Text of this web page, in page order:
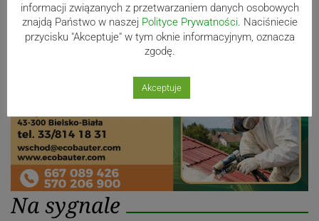
Na sygnale
informacji związanych z przetwarzaniem danych osobowych
znajdą Państwo w naszej Polityce Prywatności. Naciśniecie
przycisku "Akceptuje" w tym oknie informacyjnym, oznacza
zgodę.
Akceptuje